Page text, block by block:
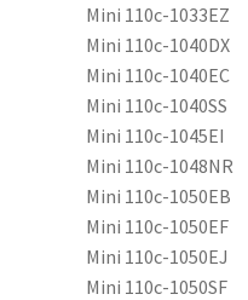
Mini 110c-1033EZ
Mini 110c-1040DX
Mini 110c-1040EC
Mini 110c-1040SS
Mini 110c-1045EI
Mini 110c-1048NR
Mini 110c-1050EB
Mini 110c-1050EF
Mini 110c-1050EJ
Mini 110c-1050SF